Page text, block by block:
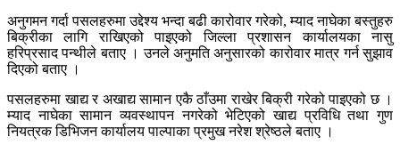
अनुगमन गर्दा पसलहरुमा उद्देश्य भन्दा बढी कारोवार गरेको, म्याद नाघेका बस्तुहरु
बिक्रीका लागि राखिएको पाइएको जिल्ला प्रशासन कार्यालयका नासु
हरिप्रसाद पन्थीले बताए । उनले अनुमति अनुसारको कारोवार मात्र गर्न सुझाव
दिएको बताए ।
पसलहरुमा खाद्य र अखाद्य सामान एकै ठाँउमा राखेर बिक्री गरेको पाइएको छ ।
म्याद नाघेका सामान व्यवस्थापन नगरेको भेटिएको खाद्य प्रविधि तथा गुण
नियत्रक डिभिजन कार्यालय पाल्पाका प्रमुख नरेश श्रेष्ठले बताए ।